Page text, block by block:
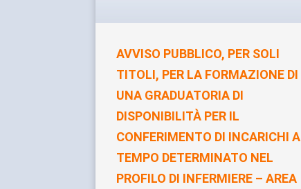
AVVISO PUBBLICO, PER SOLI
TITOLI, PER LA FORMAZIONE DI
UNA GRADUATORIA DI
DISPONIBILITÀ PER IL
CONFERIMENTO DI INCARICHI A
TEMPO DETERMINATO NEL
PROFILO DI INFERMIERE – AREA